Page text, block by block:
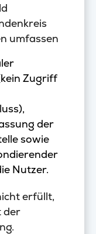
umfassen
Zugriff
der
sowie
Nutzer.
erfüllt,
der